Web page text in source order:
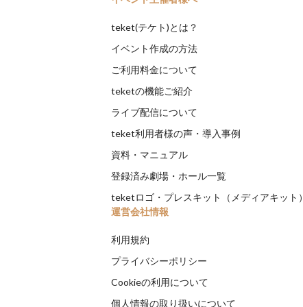
teket(テケト)とは？
イベント作成の方法
ご利用料金について
teketの機能ご紹介
ライブ配信について
teket利用者様の声・導入事例
資料・マニュアル
登録済み劇場・ホール一覧
teketロゴ・プレスキット（メディアキット）
運営会社情報
利用規約
プライバシーポリシー
Cookieの利用について
個人情報の取り扱いについて